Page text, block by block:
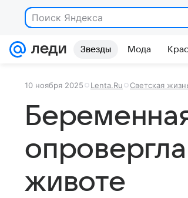
Поиск Яндекса
Звезды Мода
10 ноября 2025 Lenta.Ru Светская
животе